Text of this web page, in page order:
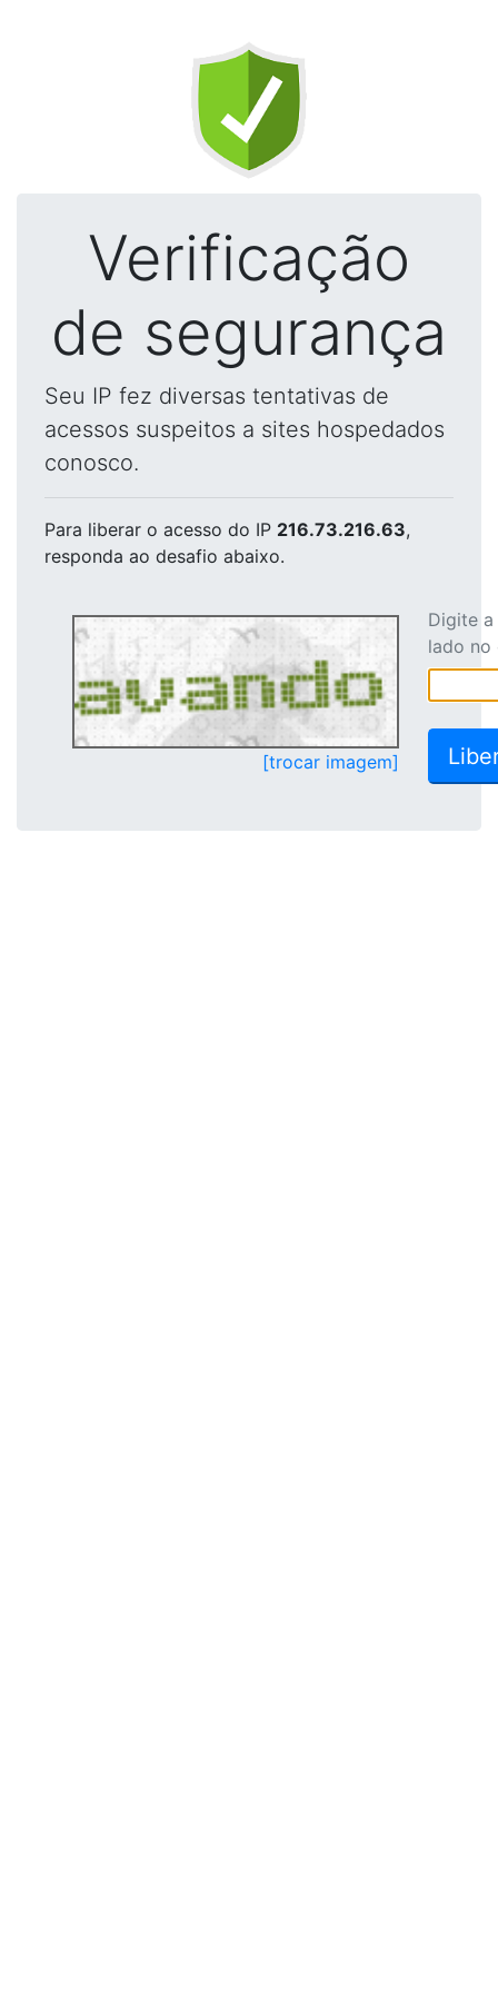
Verificação
de segurança
Seu IP fez diversas tentativas de
acessos suspeitos a sites hospedados
conosco.
Para liberar o acesso do IP 216.73.216.63,
responda ao desafio abaixo.
[trocar imagem]
Digite
lado no